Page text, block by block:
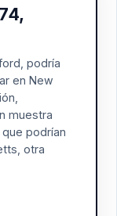
podría
en New
muestra
podrían
otra